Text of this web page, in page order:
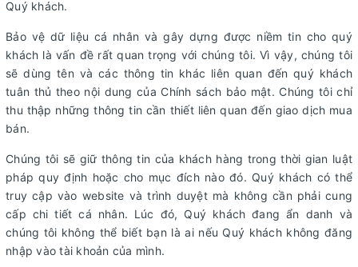
Quý khách.
Bảo vệ dữ liệu cá nhân và gây dựng được niềm tin cho quý
khách là vấn đề rất quan trọng với chúng tôi. Vì vậy, chúng tôi
sẽ dùng tên và các thông tin khác liên quan đến quý khách
tuân thủ theo nội dung của Chính sách bảo mật. Chúng tôi chỉ
thu thập những thông tin cần thiết liên quan đến giao dịch mua
bán.
Chúng tôi sẽ giữ thông tin của khách hàng trong thời gian luật
pháp quy định hoặc cho mục đích nào đó. Quý khách có thể
truy cập vào website và trình duyệt mà không cần phải cung
cấp chi tiết cá nhân. Lúc đó, Quý khách đang ẩn danh và
chúng tôi không thể biết bạn là ai nếu Quý khách không đăng
nhập vào tài khoản của mình.